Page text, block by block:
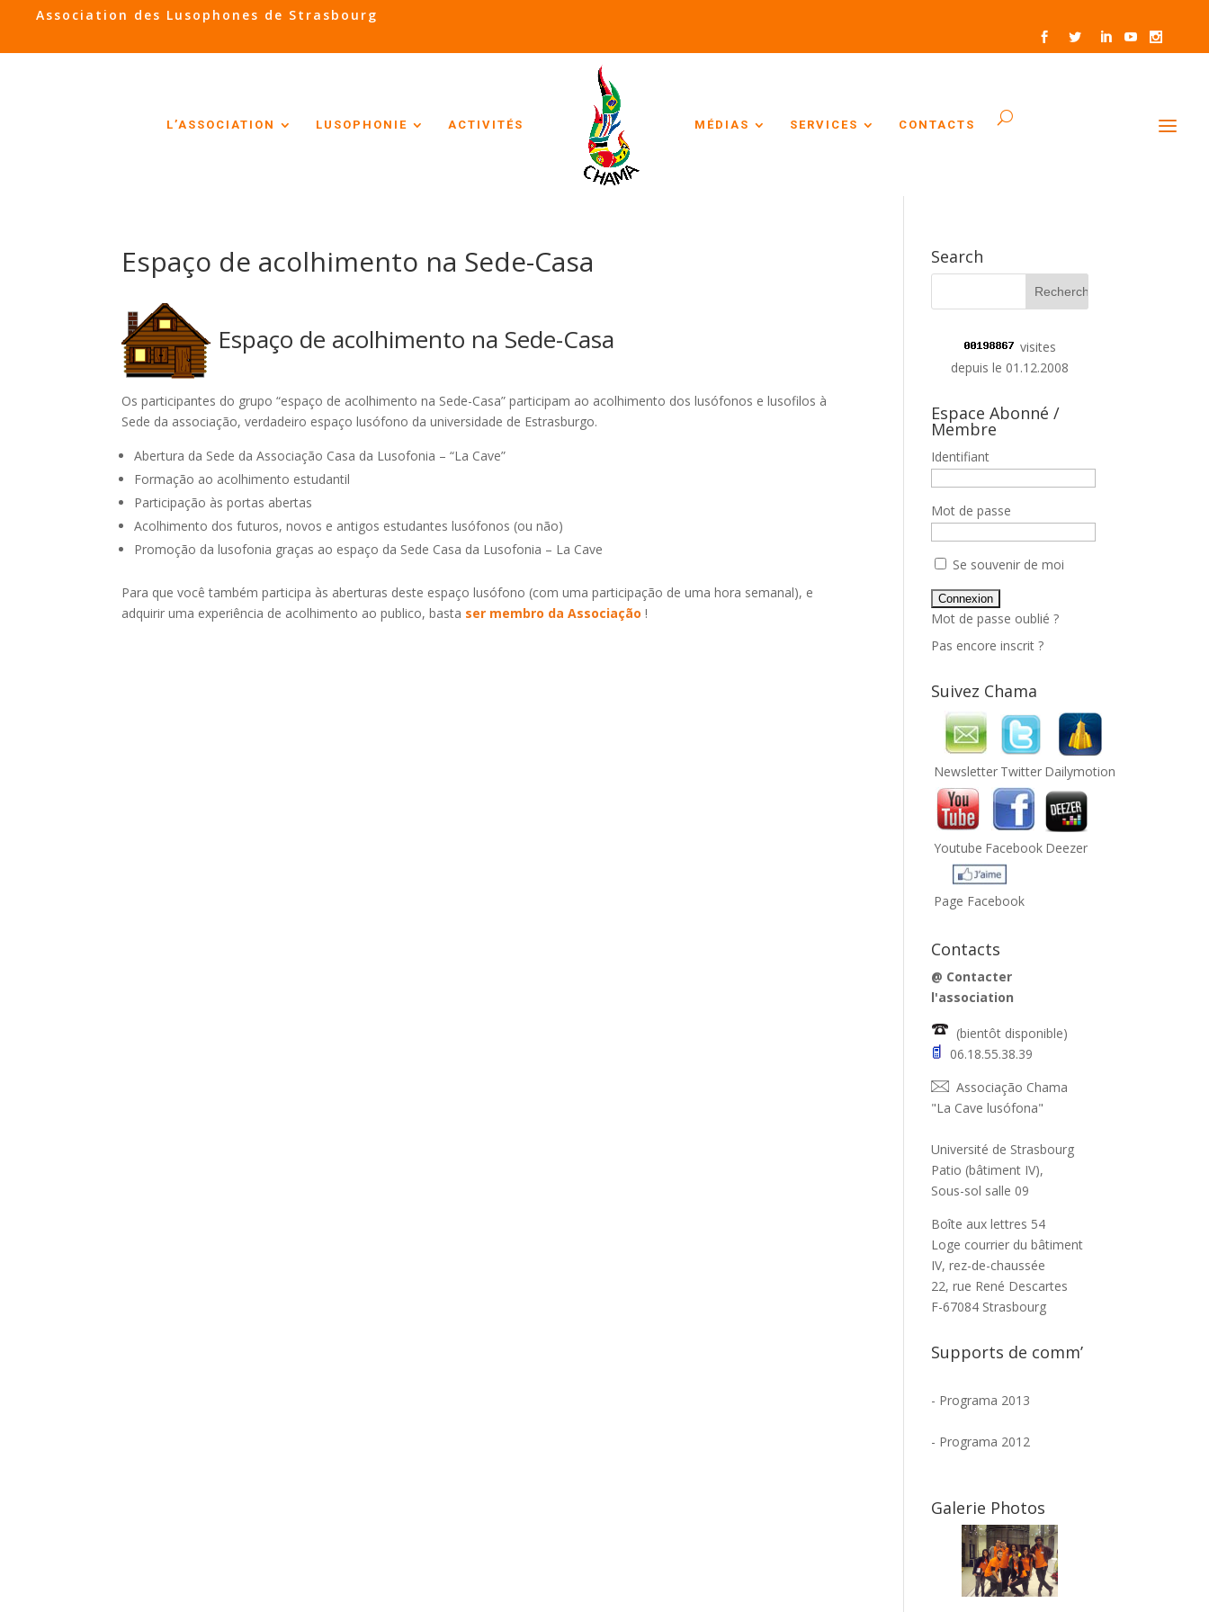
Association des Lusophones de Strasbourg
L’ASSOCIATION LUSOPHONIE ACTIVITÉS MÉDIAS SERVICES CONTACTS
Espaço de acolhimento na Sede-Casa
Espaço de acolhimento na Sede-Casa
Os participantes do grupo “espaço de acolhimento na Sede-Casa” participam ao acolhimento dos lusófonos e lusofilos à
Sede da associação, verdadeiro espaço lusófono da universidade de Estrasburgo.
Abertura da Sede da Associação Casa da Lusofonia – “La Cave”
Formação ao acolhimento estudantil
Participação às portas abertas
Acolhimento dos futuros, novos e antigos estudantes lusófonos (ou não)
Promoção da lusofonia graças ao espaço da Sede Casa da Lusofonia – La Cave
Para que você também participa às aberturas deste espaço lusófono (com uma participação de uma hora semanal), e
adquirir uma experiência de acolhimento ao publico, basta ser membro da Associação !
Search
visites
depuis le 01.12.2008
Espace Abonné /
Membre
Identifiant
Mot de passe
Se souvenir de moi
Mot de passe oublié ?
Pas encore inscrit ?
Suivez Chama
Newsletter Twitter Dailymotion
Youtube Facebook Deezer
Page Facebook
Contacts
@ Contacter
l'association
(bientôt disponible)
06.18.55.38.39
Associação Chama
"La Cave lusófona"
Université de Strasbourg
Patio (bâtiment IV),
Sous-sol salle 09
Boîte aux lettres 54
Loge courrier du bâtiment
IV, rez-de-chaussée
22, rue René Descartes
F-67084 Strasbourg
Supports de comm’
- Programa 2013
- Programa 2012
Galerie Photos